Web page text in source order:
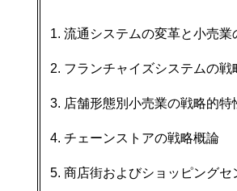
流通システムの変革と小売業
フランチャイズシステムの戦
店舗形態別小売業の戦略的特
チェーンストアの戦略概論
商店街およびショッピングセ